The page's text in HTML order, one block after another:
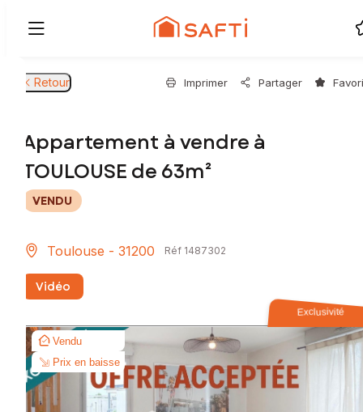
Retour Imprimer Partager
Appartement à vendre à
TOULOUSE de 63m²
VENDU
Toulouse - 31200 Réf 1487302
Vidéo
Exclusivité
Vendu
Prix en baisse